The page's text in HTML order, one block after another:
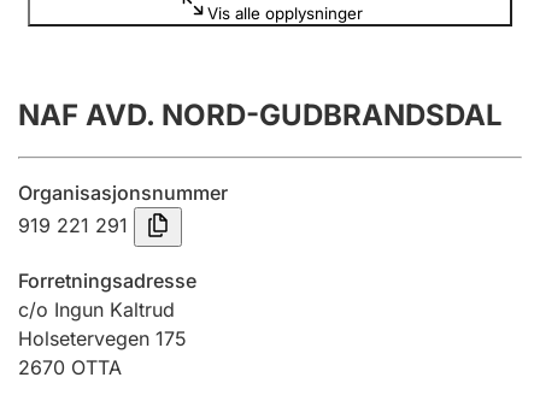
Årsregnskap
Innsending og forsinkelsesgebyr
Tinglysing
Jeger
Betaling og jegeravgiftskort
Vis alle opplysninger
NAF AVD. NORD-GUDBRANDSDAL
Organisasjonsnummer
919 221 291
Forretningsadresse
c/o Ingun Kaltrud
Holsetervegen 175
2670 OTTA